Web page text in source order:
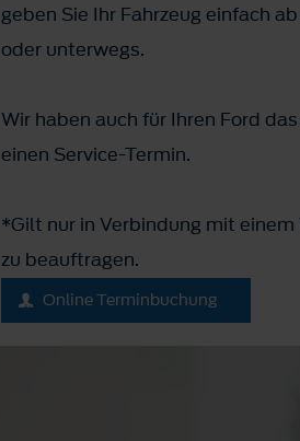
geben Sie Ihr Fahrzeug einfach
oder unterwegs.
Wir haben auch für Ihren Ford
einen Service-Termin.
*Gilt nur in Verbindung mit
zu beauftragen.
Online Terminbuchung